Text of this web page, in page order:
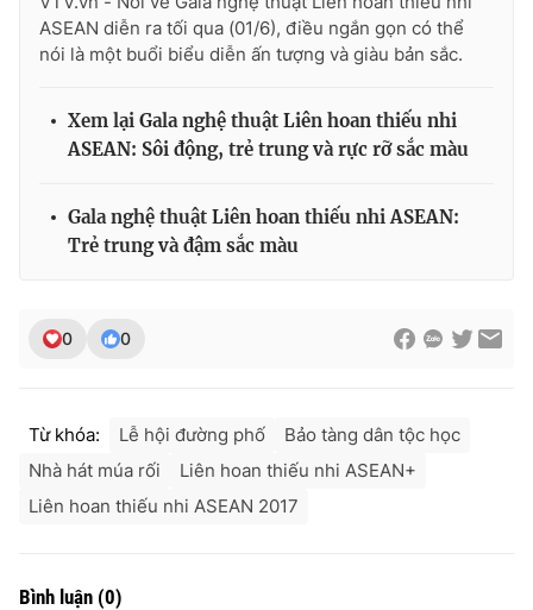
Ðiện thoại Thời báo VTV: 024.66 897 897
Email: toasoan@vtv.vn
thuận bằng văn bản. Ghi rõ nguồn VTV.vn khi phát hành lại
thông tin từ website này.
ASEAN diễn ra tối qua (01/6), điều ngắn gọn có thể
nói là một buổi biểu diễn ấn tượng và giàu bản sắc.
Xem lại Gala nghệ thuật Liên hoan thiếu nhi
ASEAN: Sôi động, trẻ trung và rực rỡ sắc màu
Gala nghệ thuật Liên hoan thiếu nhi ASEAN:
Trẻ trung và đậm sắc màu
0 0
Từ khóa: Lễ hội đường phố
Bảo tàng dân tộc học
Nhà hát múa rối
Liên hoan thiếu nhi ASEAN+
Liên hoan thiếu nhi ASEAN 2017
Bình luận (0)